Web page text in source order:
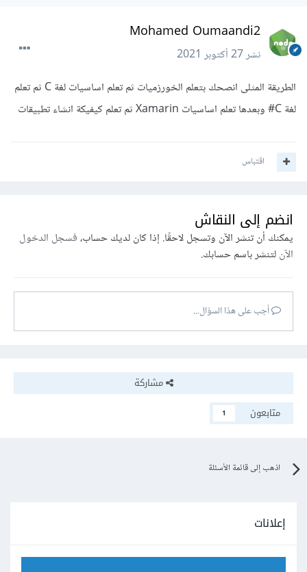
Mohamed Oumaandi2
نشر27 أكتوبر 2021
الطريقة المثلى انصحك بتعلم الخورزميات ثم تعلم اساسيات لغة C ثم تعلم
لغة C# وبعدها تعلم اساسيات Xamarin ثم تعلم كيفيكة انشاء تطبيقات
اقتباس
انضم إلى النقاش
يمكنك أن تنشر الآن وتسجل لاحقًا. إذا كان لديك حساب،فسجل الدخول
الآنلتنشر باسم حسابك.
أجب على هذا السؤال...
مشاركة
متابعون
1
اذهب إلى قائمة الأسئلة
إعلانات